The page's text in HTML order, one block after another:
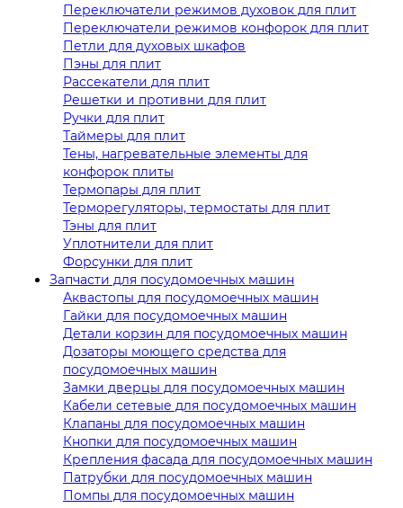
Переключатели режимов духовок для плит
Переключатели режимов конфорок для плит
Петли для духовых шкафов
Пэны для плит
Рассекатели для плит
Решетки и противни для плит
Ручки для плит
Таймеры для плит
Тены, нагревательные элементы для
конфорок плиты
Термопары для плит
Терморегуляторы, термостаты для плит
Тэны для плит
Уплотнители для плит
Форсунки для плит
Запчасти для посудомоечных машин
Аквастопы для посудомоечных машин
Гайки для посудомоечных машин
Детали корзин для посудомоечных машин
Дозаторы моющего средства для
посудомоечных машин
Замки дверцы для посудомоечных машин
Кабели сетевые для посудомоечных машин
Клапаны для посудомоечных машин
Кнопки для посудомоечных машин
Крепления фасада для посудомоечных машин
Патрубки для посудомоечных машин
Помпы для посудомоечных машин